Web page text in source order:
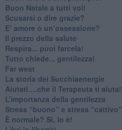
​Buon Natale a tutti voi!
​Scusarsi o dire grazie?
​E’ amore o un’ossessione?
​Il prezzo della salute
​Respira... puoi farcela!
​Tutto chiede... gentilezza!
​Far west
​La storia dei Succhiaenergie
​Aiutati….che il Terapeuta ti aiuta!
​L’importanza della gentilezza
​Stress “buono” e stress “cattivo”
​È normale? Sì, lo è!